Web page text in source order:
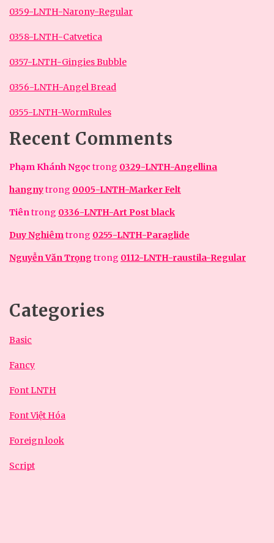
0359-LNTH-Narony-Regular
0358-LNTH-Catvetica
0357-LNTH-Gingies Bubble
0356-LNTH-Angel Bread
0355-LNTH-WormRules
Recent Comments
Phạm Khánh Ngọc trong 0329-LNTH-Angellina
hangnytrong 0005-LNTH-Marker Felt
Tiêntrong 0336-LNTH-Art Post black
Duy Nghiêmtrong 0255-LNTH-Paraglide
Nguyễn Văn Trọngtrong 0112-LNTH-raustila-Regular
Categories
Basic
Fancy
Font LNTH
Font Việt Hóa
Foreign look
Script